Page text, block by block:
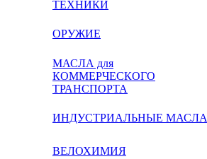
ТЕХНИКИ
ОРУЖИЕ
МАСЛА для
КОММЕРЧЕСКОГО
ТРАНСПОРТА
ИНДУСТРИАЛЬНЫЕ МАСЛА
ВЕЛОХИМИЯ